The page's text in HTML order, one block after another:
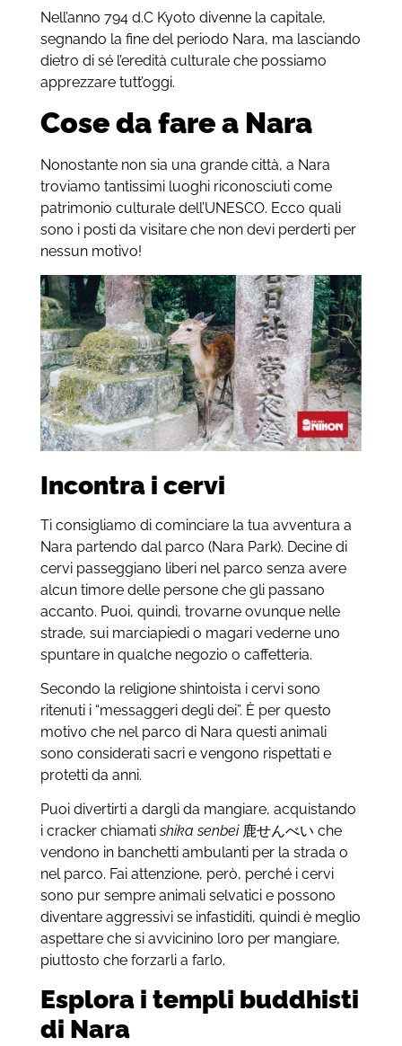
Nell’anno 794 d.C Kyoto divenne la capitale,
segnando la fine del periodo Nara, ma lasciando
dietro di sé l’eredità culturale che possiamo
apprezzare tutt’oggi.
Cose da fare a Nara
Nonostante non sia una grande città, a Nara
troviamo tantissimi luoghi riconosciuti come
patrimonio culturale dell’UNESCO. Ecco quali
sono i posti da visitare che non devi perderti per
nessun motivo!
Incontra i cervi
Ti consigliamo di cominciare la tua avventura a
Nara partendo dal parco (Nara Park). Decine di
cervi passeggiano liberi nel parco senza avere
alcun timore delle persone che gli passano
accanto. Puoi, quindi, trovarne ovunque nelle
strade, sui marciapiedi o magari vederne uno
spuntare in qualche negozio o caffetteria.
Secondo la religione shintoista i cervi sono
ritenuti i “messaggeri degli dei”. È per questo
motivo che nel parco di Nara questi animali
sono considerati sacri e vengono rispettati e
protetti da anni.
Puoi divertirti a dargli da mangiare, acquistando
i cracker chiamatishika senbei 鹿せんべい che
vendono in banchetti ambulanti per la strada o
nel parco. Fai attenzione, però, perché i cervi
sono pur sempre animali selvatici e possono
diventare aggressivi se infastiditi, quindi è meglio
aspettare che si avvicinino loro per mangiare,
piuttosto che forzarli a farlo.
Esplora i templi buddhisti
di Nara